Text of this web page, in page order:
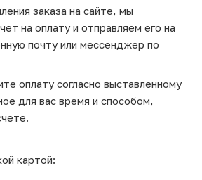
заказа на сайте, мы
на оплату и отправляем его на
почту или мессенджер по
оплату согласно выставленному
для вас время и способом,
картой: